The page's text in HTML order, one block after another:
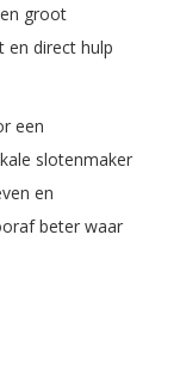
groot
en direct hulp
een
slotenmaker
en
beter waar